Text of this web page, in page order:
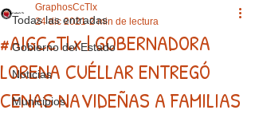
Todas las entradas
Gobierno del Estado
Noticias
Municipios
#AIGCcTlx | GOBERNADORA
LORENA CUÉLLAR ENTREGÓ
CENAS NAVIDEÑAS A FAMILIAS
GraphosCcTlx
24 dic 2021 2 min de lectura